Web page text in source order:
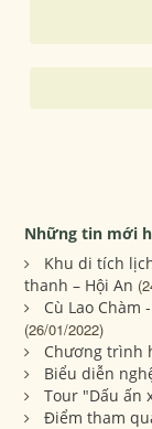
Những tin mới
Khu di tích
thanh – Hội An
Cù Lao
(26/01/2022)
Chương trình
Biểu diễn
Tour "Dấu ấn
Điểm tham